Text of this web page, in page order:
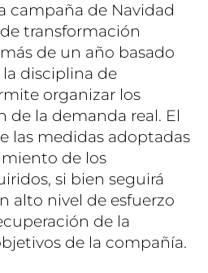
campaña de Navidad
transformación
de un año basado
disciplina de
organizar los
de la demanda real. El
las medidas adoptadas
de los
si bien seguirá
alto nivel de esfuerzo
de la
de la compañía.